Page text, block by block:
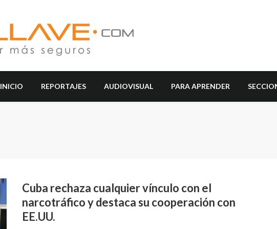
INICIO REPORTAJES AUDIOVISUAL PARA APRENDER
Cuba rechaza cualquier vínculo con el
narcotráfico y destaca su cooperación con
EE.UU.